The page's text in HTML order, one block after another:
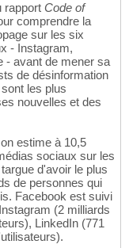
rapport Code of
comprendre la
sur les six
- Instagram,
- avant de mener sa
de désinformation
les plus
nouvelles et des
estime à 10,5
sociaux sur les
d'avoir le plus
de personnes qui
Facebook est suivi
(2 milliards
LinkedIn (771